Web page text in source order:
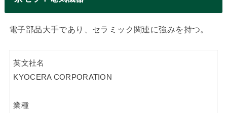
電子部品大手であり、セラミック関連に強みを持つ。
英文社名
KYOCERA CORPORATION
業種